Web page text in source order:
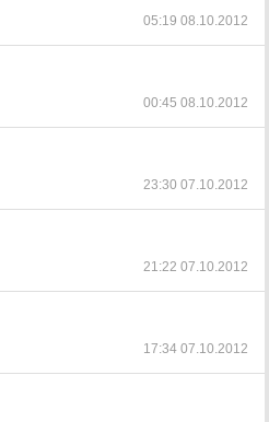
05:19 08.10.2012
00:45 08.10.2012
23:30 07.10.2012
21:22 07.10.2012
17:34 07.10.2012